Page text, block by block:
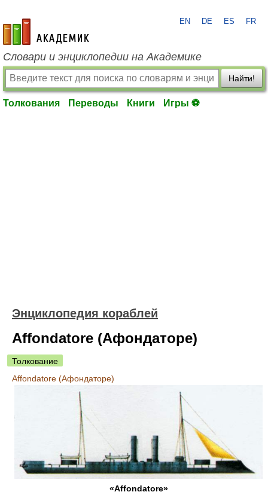
academic.ru
EN DE ES FR
Словари и энциклопедии на Академике
Найти!
Толкования Переводы Книги Игры ⚽
Энциклопедия кораблей
Affondatore (Афондаторе)
Толкование
Affondatore (Афондаторе)
«Affondatore»